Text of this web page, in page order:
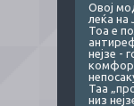
Овој
леќа на
Тоа е
нејзе -
комфор
Таа
низ